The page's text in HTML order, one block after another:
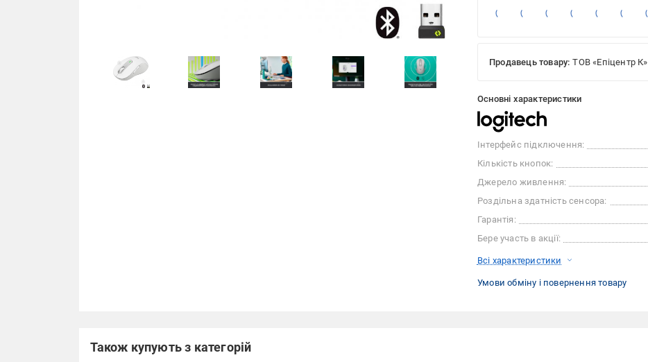
Продавець товару: ТОВ «Епіцентр К»
Основні характеристики
Інтерфейс підключення:
Кількість кнопок:
Джерело живлення:
Роздільна здатність сенсора:
Гарантія:
Бере участь в акції:
Всі характеристики
Умови обміну і повернення товару
Також купують з категорій